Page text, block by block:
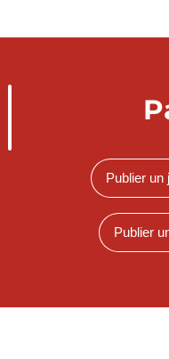
Publier un
Publier